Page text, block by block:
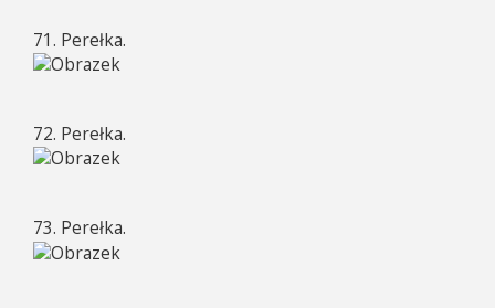
t
71. Perełka.
72. Perełka.
73. Perełka.